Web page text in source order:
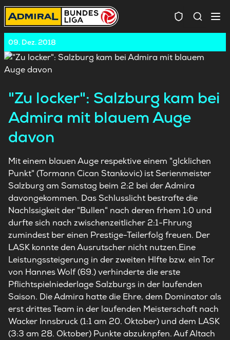
09. Dez. 2018
"Zu locker": Salzburg kam bei
Admira mit blauem Auge
davon
Mit einem blauen Auge respektive einem "glcklichen
Punkt" (Tormann Cican Stankovic) ist Serienmeister
Salzburg am Samstag beim 2:2 bei der Admira
davongekommen. Das Schlusslicht bestrafte die
Nachlssigkeit der "Bullen" nach deren frhem 1:0 und
durfte sich nach zwischenzeitlicher 2:1-Fhrung
zumindest ber einen Prestige-Teilerfolg freuen. Der
LASK konnte den Ausrutscher nicht nutzen.Eine
Leistungssteigerung in der zweiten Hlfte bzw. ein Tor
von Hannes Wolf (69.) verhinderte die erste
Pflichtspielniederlage Salzburgs in der laufenden
Saison. Die Admira hatte die Ehre, dem Dominator als
erst drittes Team in der laufenden Meisterschaft nach
Wacker Innsbruck (1:1 am 20. Oktober) und dem LASK
(3:3 am 28. Oktober) Punkte abzuknpfen. Auf Altach